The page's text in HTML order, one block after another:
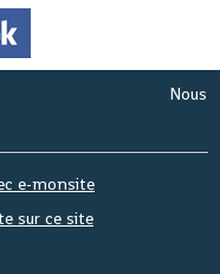
Nous
e-monsite
sur ce site